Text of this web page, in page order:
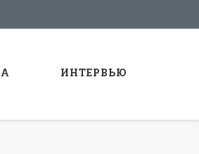
ИНТЕРВЬЮ